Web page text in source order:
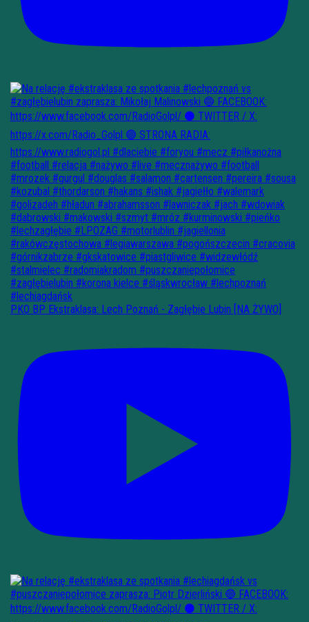
PKO BP Ekstraklasa: Lech Poznań - Zagłębie Lubin [NA ŻYWO]